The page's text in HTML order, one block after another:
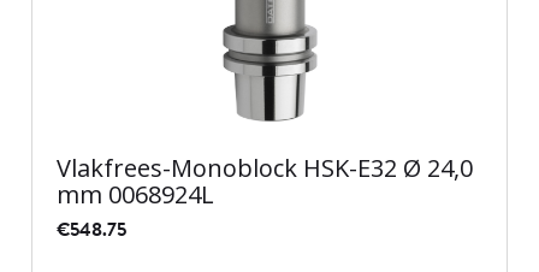
Vlakfrees-Monoblock HSK-E32 Ø 24,0
mm 0068924L
€548.75